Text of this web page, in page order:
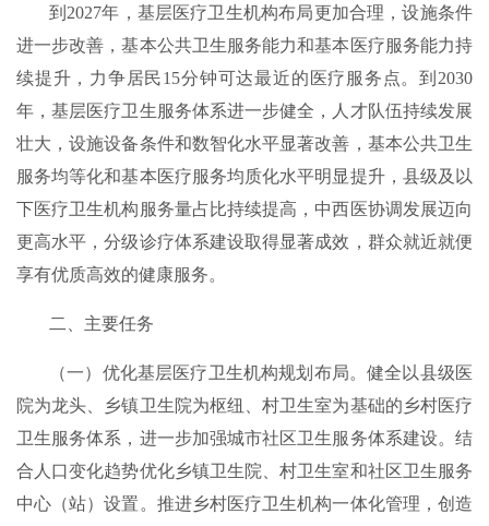
到2027年，基层医疗卫生机构布局更加合理，设施条件
进一步改善，基本公共卫生服务能力和基本医疗服务能力持
续提升，力争居民15分钟可达最近的医疗服务点。到2030
年，基层医疗卫生服务体系进一步健全，人才队伍持续发展
壮大，设施设备条件和数智化水平显著改善，基本公共卫生
服务均等化和基本医疗服务均质化水平明显提升，县级及以
下医疗卫生机构服务量占比持续提高，中西医协调发展迈向
更高水平，分级诊疗体系建设取得显著成效，群众就近就便
享有优质高效的健康服务。
二、主要任务
（一）优化基层医疗卫生机构规划布局。健全以县级医
院为龙头、乡镇卫生院为枢纽、村卫生室为基础的乡村医疗
卫生服务体系，进一步加强城市社区卫生服务体系建设。结
合人口变化趋势优化乡镇卫生院、村卫生室和社区卫生服务
中心（站）设置。推进乡村医疗卫生机构一体化管理，创造